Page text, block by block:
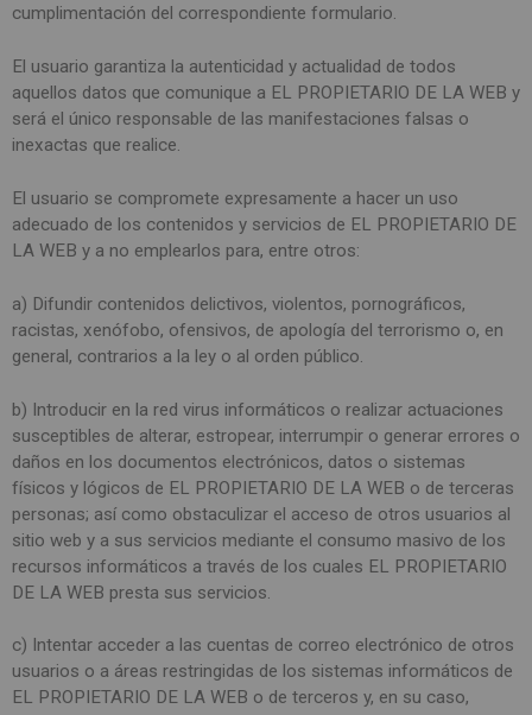
cumplimentación del correspondiente formulario.
El usuario garantiza la autenticidad y actualidad de todos
aquellos datos que comunique a EL PROPIETARIO DE LA WEB y
será el único responsable de las manifestaciones falsas o
inexactas que realice.
El usuario se compromete expresamente a hacer un uso
adecuado de los contenidos y servicios de EL PROPIETARIO DE
LA WEB y a no emplearlos para, entre otros:
a) Difundir contenidos delictivos, violentos, pornográficos,
racistas, xenófobo, ofensivos, de apología del terrorismo o, en
general, contrarios a la ley o al orden público.
b) Introducir en la red virus informáticos o realizar actuaciones
susceptibles de alterar, estropear, interrumpir o generar errores o
daños en los documentos electrónicos, datos o sistemas
físicos y lógicos de EL PROPIETARIO DE LA WEB o de terceras
personas; así como obstaculizar el acceso de otros usuarios al
sitio web y a sus servicios mediante el consumo masivo de los
recursos informáticos a través de los cuales EL PROPIETARIO
DE LA WEB presta sus servicios.
c) Intentar acceder a las cuentas de correo electrónico de otros
usuarios o a áreas restringidas de los sistemas informáticos de
EL PROPIETARIO DE LA WEB o de terceros y, en su caso,